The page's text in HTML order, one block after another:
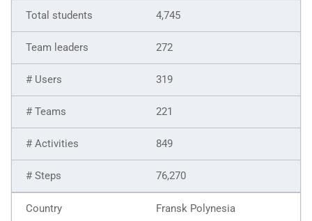
4,745
272
319
221
849
76,270
Fransk Polynesia